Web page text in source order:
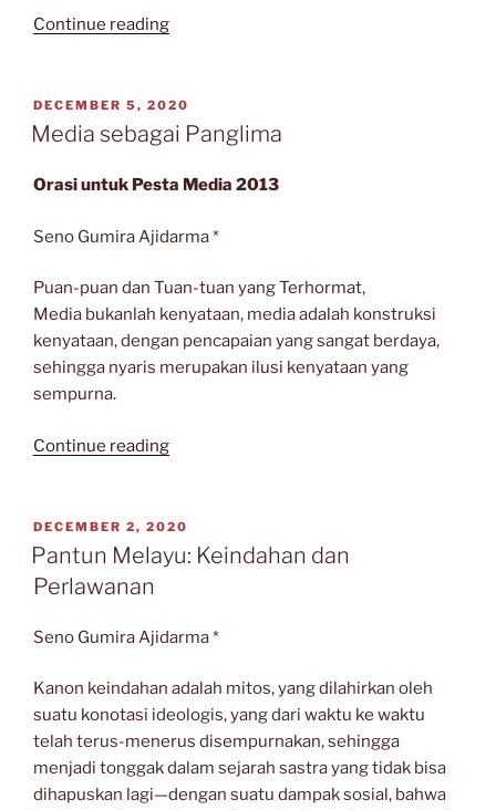
Continue reading“Dilarang
Kamar
Mandi
POSTED
ON
DECEMBER 5, 2020
Media sebagai Panglima
Orasi untuk Pesta Media 2013
Seno Gumira Ajidarma *
Puan-puan dan Tuan-tuan yang Terhormat,
Media bukanlah kenyataan, media adalah konstruksi
kenyataan, dengan pencapaian yang sangat berdaya,
sehingga nyaris merupakan ilusi kenyataan yang
sempurna.
Continue reading“Media
POSTED
ON
DECEMBER 2, 2020
Pantun Melayu: Keindahan dan
Perlawanan
Seno Gumira Ajidarma *
Kanon keindahan adalah mitos, yang dilahirkan oleh
suatu konotasi ideologis, yang dari waktu ke waktu
telah terus-menerus disempurnakan, sehingga
menjadi tonggak dalam sejarah sastra yang tidak bisa
dihapuskan lagi—dengan suatu dampak sosial, bahwa